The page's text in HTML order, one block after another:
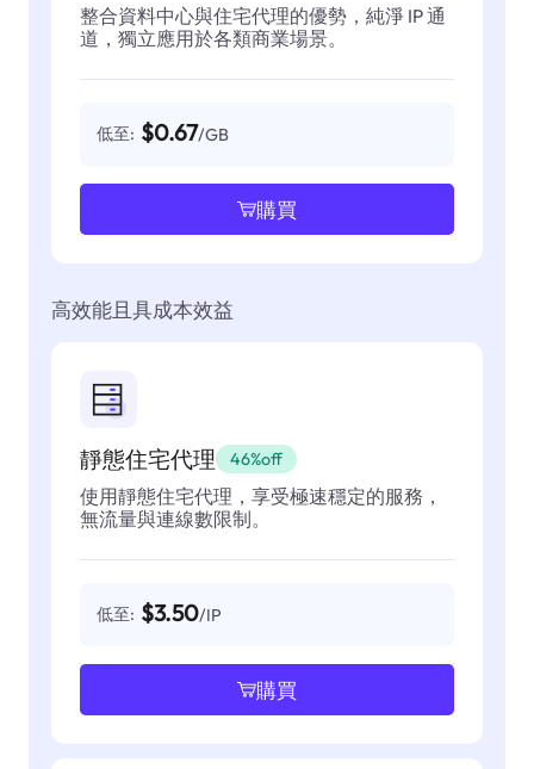
整合資料中心與住宅代理的優勢，純淨 IP 通
道，獨立應用於各類商業場景。
低至: $0.67/GB
購買
高效能且具成本效益
靜態住宅代理 46%off
使用靜態住宅代理，享受極速穩定的服務，
無流量與連線數限制。
低至: $3.50/IP
購買